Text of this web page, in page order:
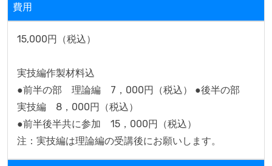
費用
15,000円（税込）
実技編作製材料込
●前半の部　理論編　7，000円（税込） ●後半の部
実技編　8，000円（税込）
●前半後半共に参加　15，000円（税込）
注：実技編は理論編の受講後にお願いします。